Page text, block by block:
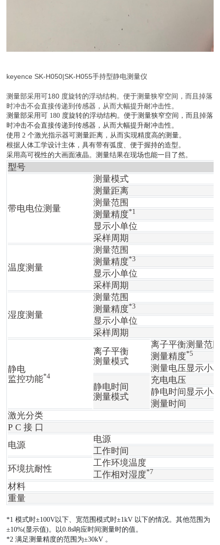
keyence SK-H050|SK-H055手持型静电测量仪
测量部采用可180 度旋转的浮动结构。便于测量狭窄空间，而且掉落
时冲击不会直接传递到传感器，从而大幅提升耐冲击性。
测量部采用可 180 度旋转的浮动结构。便于测量狭窄空间，而且掉落
时冲击不会直接传递到传感器，从而大幅提升耐冲击性。
使用 2 个激光指示器可测量距离，从而实现精度高的测量。
根据人体工学设计主体，具有带有弧度、便于握持的造型。
采用高可视性的大画面液晶。测量结果在现场也能一目了然。
型号
带电电位测量
测量模式
测量距离
测量范围
测量精度*1
显示小单位
采样周期
温度测量
测量范围
测量精度*3
显示小单位
采样周期
湿度测量
测量范围
测量精度*3
显示小单位
采样周期
静电
监控功能*4
离子平衡
测量模式
离子平衡测量范
测量精度*5
测量电压显示小
静电时间
测量模式
充电电压
静电时间显示小
测量时间
激光分类
P C 接 口
电源
电源
工作时间
环境抗耐性
工作环境温度
工作相对湿度*7
材料
重量
*1 模式时±100V以下、宽范围模式时±1kV 以下的情况。其他范围为
±10%(显示值)。以0.8s响应时间测量时的值。
*2 满足测量精度的范围为±30kV 。